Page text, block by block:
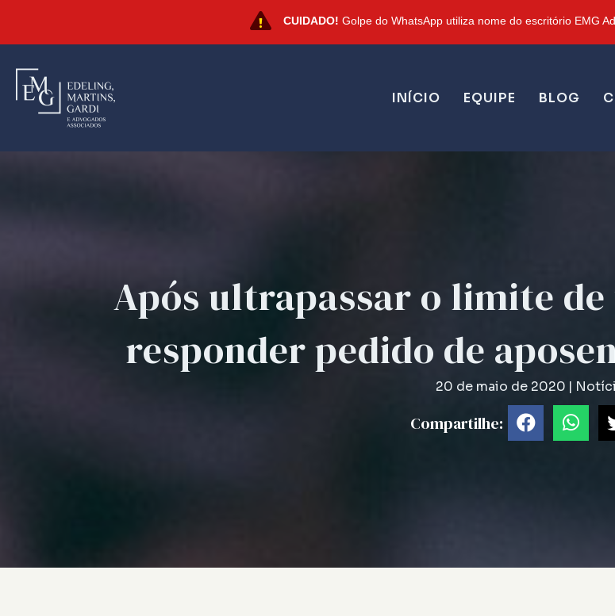
CUIDADO! Golpe do WhatsApp utiliza nome do escritório EMG
INÍCIO EQUIPE BLOG
Após ultrapassar o limite de
responder pedido de
20 de maio de 2020 |
Compartilhe: